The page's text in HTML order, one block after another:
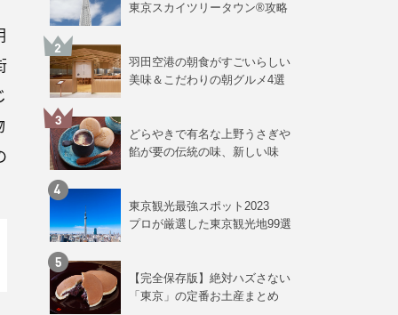
東京スカイツリータウン®攻略
羽田空港の朝食がすごいらしい
美味＆こだわりの朝グルメ4選
どらやきで有名な上野うさぎや
餡が要の伝統の味、新しい味
東京観光最強スポット2023
プロが厳選した東京観光地99選
【完全保存版】絶対ハズさない
「東京」の定番お土産まとめ